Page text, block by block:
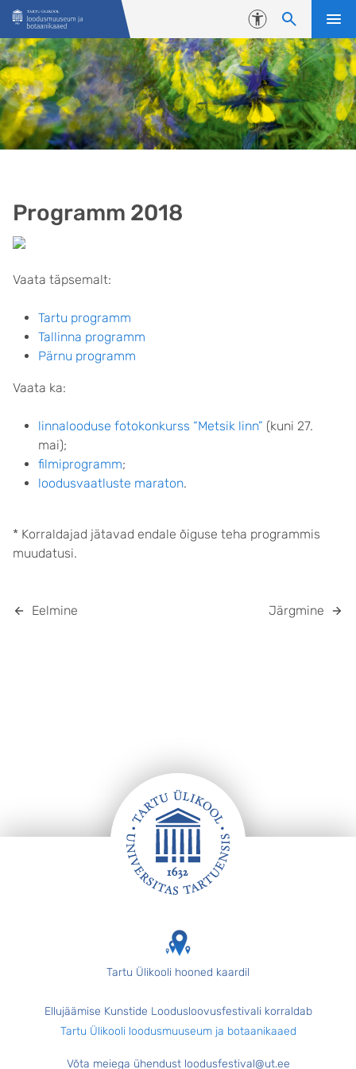
Liigu edasi põhisisu juurde
Juurdepääsetavus
Programm 2018
Vaata täpsemalt:
Tartu programm
Tallinna programm
Pärnu programm
Vaata ka:
linnalooduse fotokonkurss “Metsik linn” (kuni 27.
mai);
filmiprogramm;
loodusvaatluste maraton.
* Korraldajad jätavad endale õiguse teha programmis
muudatusi.
Eelmine Järgmine
Tartu Ülikooli hooned kaardil
Ellujäämise Kunstide Loodusloovusfestivali korraldab
Tartu Ülikooli loodusmuuseum ja botaanikaaed
Võta meiega ühendust loodusfestival@ut.ee